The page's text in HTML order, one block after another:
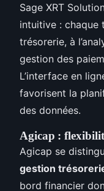
Sage XRT
intuitive : chaque
trésorerie, à
gestion des
L’interface en
favorisent la
des données.
Agicap :
Agicap se
gestion
bord financier